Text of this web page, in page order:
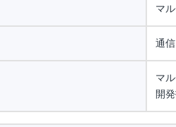
マ
通
マ
開